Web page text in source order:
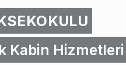
Kabin